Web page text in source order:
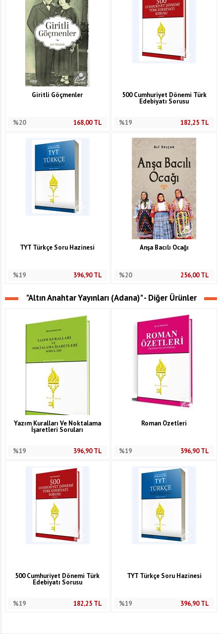
Giritli Göçmenler
%20 168,00TL
500 Cumhuriyet Dönemi Türk
Edebiyatı Sorusu
%19 182,25 TL
TYT Türkçe Soru Hazinesi
%19 396,90TL
Anşa Bacılı Ocağı
%20 256,00TL
"Altın Anahtar Yayınları (Adana)" - Diğer Ürünler
Yazım Kuralları Ve Noktalama
İşaretleri Soruları
%19 396,90TL
Roman Özetleri
%19 396,90TL
500 Cumhuriyet Dönemi Türk
Edebiyatı Sorusu
%19 182,25TL
TYT Türkçe Soru Hazinesi
%19 396,90TL